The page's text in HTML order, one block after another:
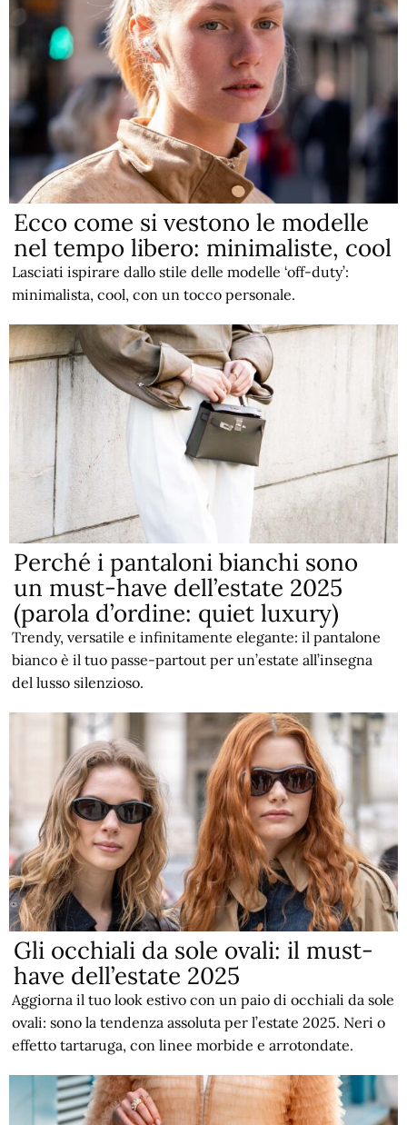
Ecco come si vestono le modelle
nel tempo libero: minimaliste, cool
Lasciati ispirare dallo stile delle modelle ‘off-duty’:
minimalista, cool, con un tocco personale.
Perché i pantaloni bianchi sono
un must-have dell’estate 2025
(parola d’ordine: quiet luxury)
Trendy, versatile e infinitamente elegante: il pantalone
bianco è il tuo passe-partout per un’estate all’insegna
del lusso silenzioso.
Gli occhiali da sole ovali: il must-
have dell’estate 2025
Aggiorna il tuo look estivo con un paio di occhiali da sole
ovali: sono la tendenza assoluta per l’estate 2025. Neri o
effetto tartaruga, con linee morbide e arrotondate.